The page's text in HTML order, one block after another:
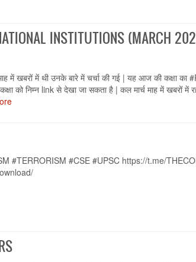
INSTITUTIONS (MARCH
में खबरों में थी उनके बारे में चर्चा की गई | यह आज की कक्षा का
को निम्न link से देखा जा सकता है | कल मार्च माह में खबरों में
#TERRORISM #CSE #UPSC https://t.me/